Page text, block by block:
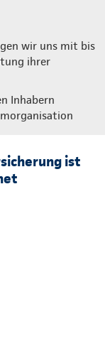
wir uns mit bis
ihrer
Inhabern
ist